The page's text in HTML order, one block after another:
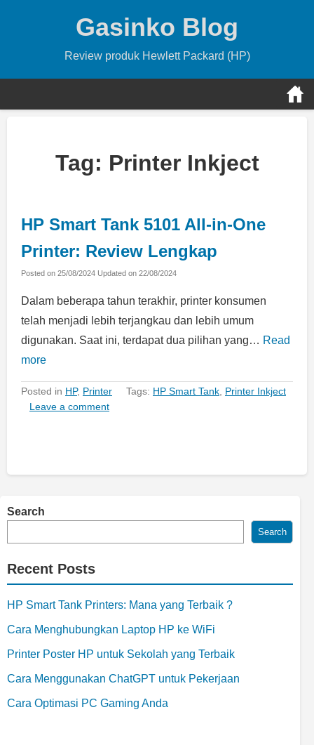
Gasinko Blog
Review produk Hewlett Packard (HP)
Tag: Printer Inkject
HP Smart Tank 5101 All-in-One
Printer: Review Lengkap
Posted on 25/08/2024 Updated on 22/08/2024
Dalam beberapa tahun terakhir, printer konsumen
telah menjadi lebih terjangkau dan lebih umum
digunakan. Saat ini, terdapat dua pilihan yang… Read
more
Posted in HP, Printer Tags: HP Smart Tank Printer Inkject
Leave a comment
Search
Search
Recent Posts
HP Smart Tank Printers: Mana yang Terbaik ?
Cara Menghubungkan Laptop HP ke WiFi
Printer Poster HP untuk Sekolah yang Terbaik
Cara Menggunakan ChatGPT untuk Pekerjaan
Cara Optimasi PC Gaming Anda